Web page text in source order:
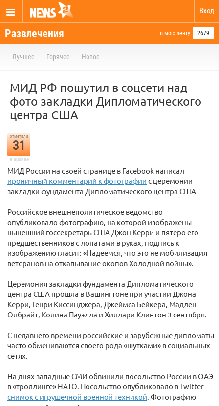
Вход
Развлечения в мою ленту 2679
Лучшее Горячее Новое
МИД РФ пошутил в соцсети над
фото закладки Дипломатического
центра США
отметили
31
в архиве
МИД России на своей странице в Facebook написал
ироничный комментарий к фотографии с церемонии
закладки фундамента Дипломатического центра США.
Российское внешнеполитическое ведомство
опубликовало фотографию, на которой изображены
нынешний госсекретарь США Джон Керри и пятеро его
предшественников с лопатами в руках, подпись к
изображению гласит: «Надеемся, что это не мобилизация
ветеранов на откапывание окопов Холодной войны».
Церемония закладки фундамента Дипломатического
центра США прошла в Вашингтоне при участии Джона
Керри, Генри Киссинджера, Джеймса Бейкера, Мадлен
Олбрайт, Колина Пауэлла и Хиллари Клинтон 3 сентября.
С недавнего времени российские и зарубежные дипломаты
часто обмениваются своего рода «шутками» в социальных
сетях.
На днях западные СМИ обвинили посольство России в ОАЭ
в «троллинге» НАТО. Посольство опубликовало в Twitter
снимок с игрушечной военной техникой. Фотографию